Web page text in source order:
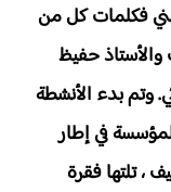
فكلمات كل من
حفيظ
وتم بدء الأنشطة
في إطار
، تلتها فقرة